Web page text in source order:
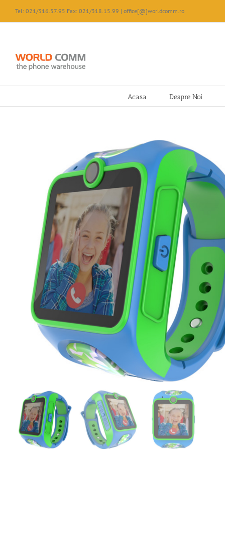
content
Tel: 021/316.57.95 Fax: 021/318.15.99 | office[@]worldcomm.ro
Acasa Despre Noi